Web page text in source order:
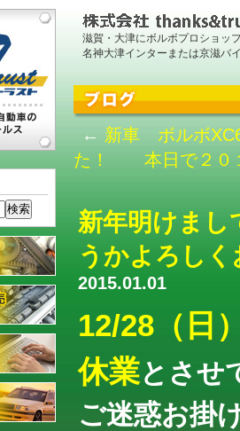
滋賀・大津にボルボプロショッ
名神大津インターまたは京滋バ
← 新車 ボルボ
た！ 本日で２０１
新年明けま
うかよろし
2015.01.01
12/28（日
休業とさせ
ご迷惑お掛